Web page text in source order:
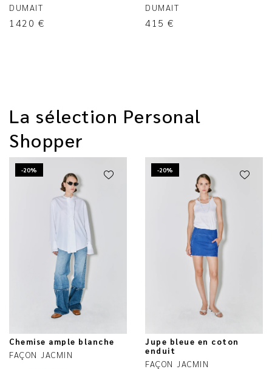
DUMAIT
1420 €
DUMAIT
415 €
La sélection Personal
Shopper
-20%
Chemise ample blanche
FAÇON JACMIN
-20%
Jupe bleue en coton
enduit
FAÇON JACMIN